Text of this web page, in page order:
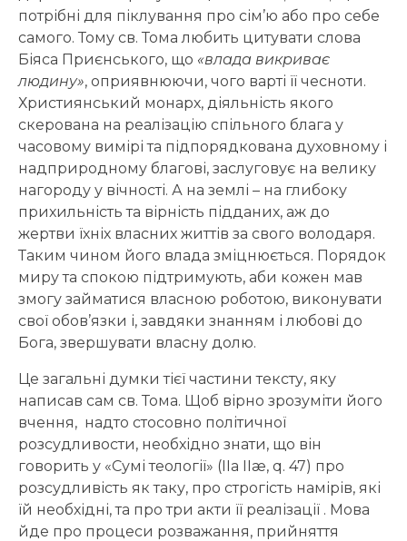
потрібні для піклування про сім’ю або про себе
самого. Тому св. Тома любить цитувати слова
Біяса Приєнського, що «влада викриває
людину», оприявнюючи, чого варті її чесноти.
Християнський монарх, діяльність якого
скерована на реалізацію спільного блага у
часовому вимірі та підпорядкована духовному і
надприродному благові, заслуговує на велику
нагороду у вічності. А на землі – на глибоку
прихильність та вірність підданих, аж до
жертви їхніх власних життів за свого володаря.
Таким чином його влада зміцнюється. Порядок
миру та спокою підтримують, аби кожен мав
змогу займатися власною роботою, виконувати
свої обов’язки і, завдяки знанням і любові до
Бога, звершувати власну долю.
Це загальні думки тієї частини тексту, яку
написав сам св. Тома. Щоб вірно зрозуміти його
вчення, надто стосовно політичної
розсудливости, необхідно знати, що він
говорить у «Сумі теології» (IIa IIæ, q. 47) про
розсудливість як таку, про строгість намірів, які
їй необхідні, та про три акти її реалізації . Мова
йде про процеси розважання, прийняття